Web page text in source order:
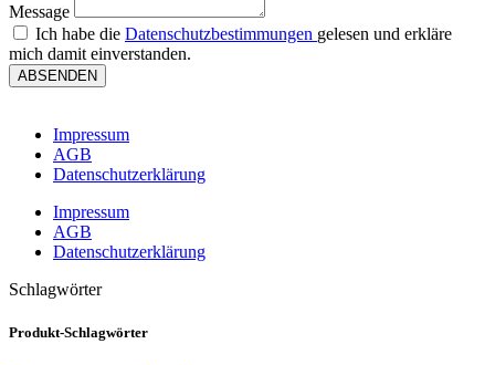
Message
Ich habe die Datenschutzbestimmungen gelesen und erkläre
mich damit einverstanden.
ABSENDEN
Impressum
AGB
Datenschutzerklärung
Impressum
AGB
Datenschutzerklärung
Schlagwörter
Produkt-Schlagwörter